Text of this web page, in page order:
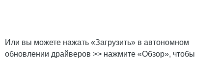
Или вы можете нажать «Загрузить» в автономном
обновлении драйверов >> нажмите «Обзор», чтобы